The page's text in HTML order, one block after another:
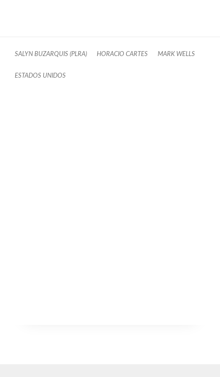
SALYN BUZARQUIS (PLRA) HORACIO CARTES MARK WELLS
ESTADOS UNIDOS